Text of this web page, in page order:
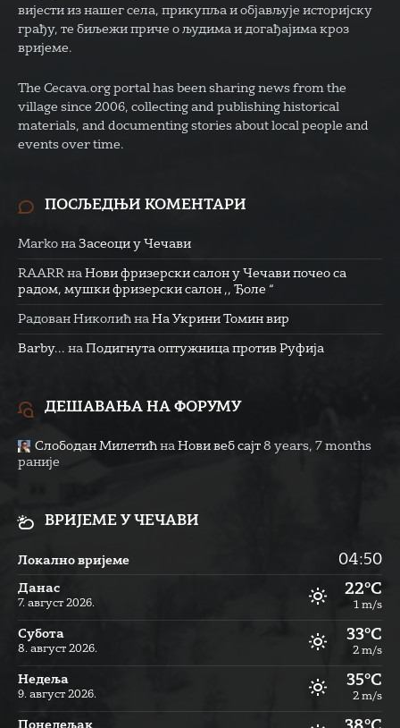
вијести из нашег села, прикупља и објављује историјску
грађу, те биљежи приче о људима и догађајима кроз
вријеме.
The Cecava.org portal has been sharing news from the
village since 2006, collecting and publishing historical
materials, and documenting stories about local people and
events over time.
ПОСЉЕДЊИ КОМЕНТАРИ
Marko на Засеоци у Чечави
RAARR на Нови фризерски салон у Чечави почео са
радом, мушки фризерски салон ,, Ђоле “
Радован Николић на На Укрини Томин вир
Barby... на Подигнута оптужница против Руфија
ДЕШАВАЊА НА ФОРУМУ
Слободан Милетић на Нови веб сајт 8 years, 7 months
раније
ВРИЈЕМЕ У ЧЕЧАВИ
Локално вријеме 04:50
Данас
7. август 2026.
22°C
1 m/s
Субота
8. август 2026.
33°C
2 m/s
Недеља
9. август 2026.
35°C
2 m/s